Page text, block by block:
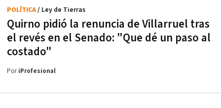
Quirno pidió la renuncia de Villarruel tras
el revés en el Senado: "Que dé un paso al
costado"
POLÍTICA/ Ley de Tierras
PoriProfesional